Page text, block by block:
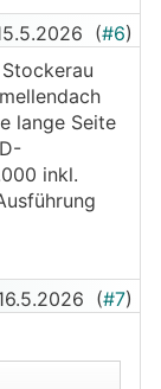
(#6)
lange Seite
inkl.
(#7)